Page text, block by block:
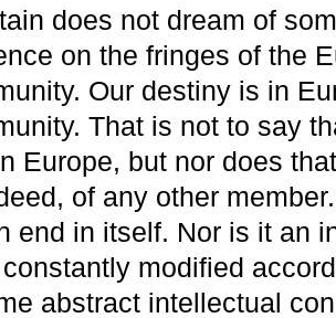
does not dream of
on the fringes of the
Our destiny is in
That is not to say
Europe, but nor does
of any other
end in itself. Nor is it an
modified
abstract intellectual